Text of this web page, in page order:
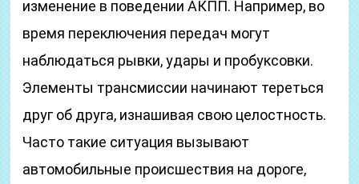
изменение в поведении АКПП. Например, во
время переключения передач могут
наблюдаться рывки, удары и пробуксовки.
Элементы трансмиссии начинают тереться
друг об друга, изнашивая свою целостность.
Часто такие ситуация вызывают
автомобильные происшествия на дороге,